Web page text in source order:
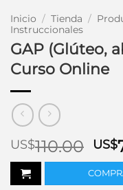
Inicio / Tienda /
Instruccionales
GAP (Glúteo,
Curso Online
US$110.00 El
US$